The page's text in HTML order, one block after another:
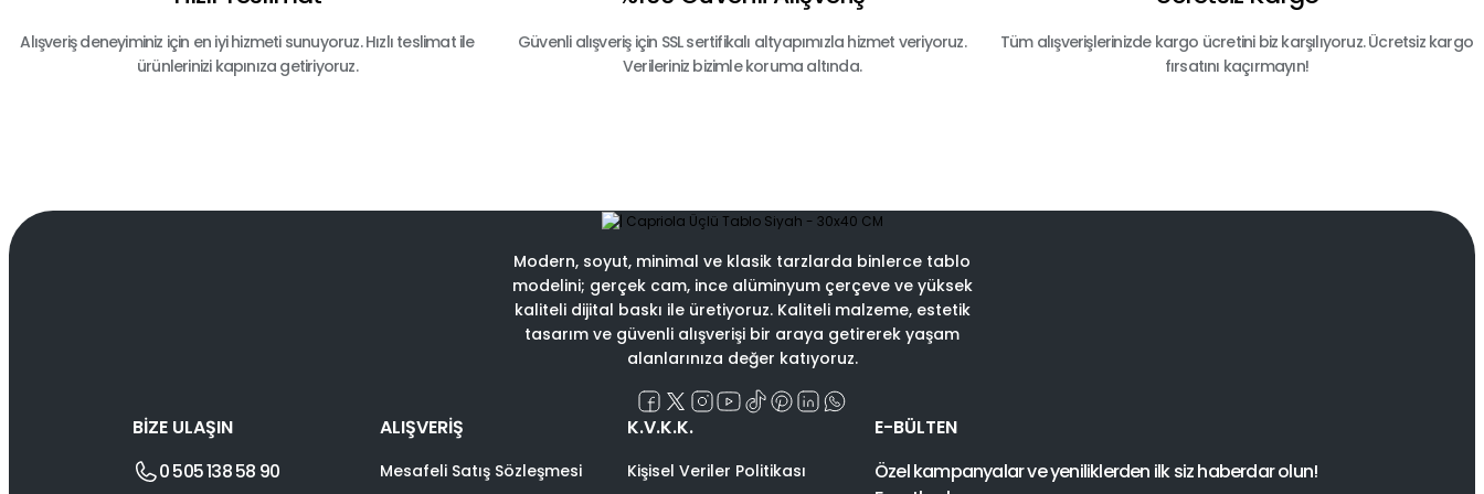
Alışveriş deneyiminiz için en iyi hizmeti sunuyoruz. Hızlı teslimat ile
ürünlerinizi kapınıza getiriyoruz.
Güvenli alışveriş için SSL sertifikalı altyapımızla hizmet veriyoruz.
Verileriniz bizimle koruma altında.
Tüm alışverişlerinizde kargo ücretini biz karşılıyoruz. Ücretsiz kargo
fırsatını kaçırmayın!
Modern, soyut, minimal ve klasik tarzlarda binlerce tablo
modelini; gerçek cam, ince alüminyum çerçeve ve yüksek
kaliteli dijital baskı ile üretiyoruz. Kaliteli malzeme, estetik
tasarım ve güvenli alışverişi bir araya getirerek yaşam
alanlarınıza değer katıyoruz.
BİZE ULAŞIN
0 505 138 58 90
ALIŞVERİŞ
Mesafeli Satış Sözleşmesi
K.V.K.K.
Kişisel Veriler Politikası
E-BÜLTEN
Özel kampanyalar ve yeniliklerden ilk siz haberdar olun!